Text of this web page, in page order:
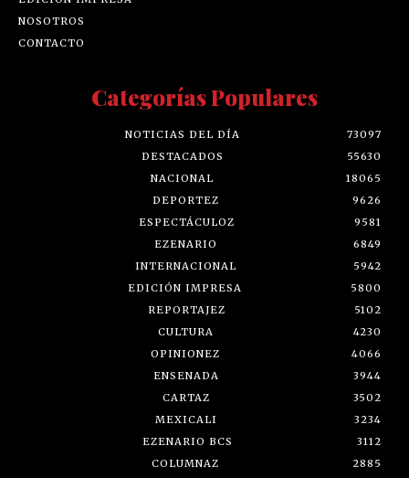
NOSOTROS
CONTACTO
Categorías Populares
NOTICIAS DEL DÍA
73097
DESTACADOS
55630
NACIONAL
18065
DEPORTEZ
9626
ESPECTÁCULOZ
9581
EZENARIO
6849
INTERNACIONAL
5942
EDICIÓN IMPRESA
5800
REPORTAJEZ
5102
CULTURA
4230
OPINIONEZ
4066
ENSENADA
3944
CARTAZ
3502
MEXICALI
3234
EZENARIO BCS
3112
COLUMNAZ
2885